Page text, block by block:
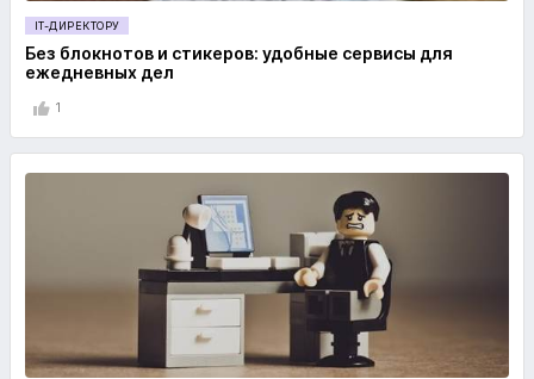
IT-ДИРЕКТОРУ
Без блокнотов и стикеров: удобные сервисы для
ежедневных дел
1